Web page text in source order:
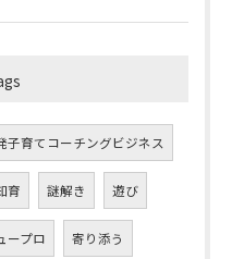
子育てコーチングビジネス
育 謎解き 遊び
ープロ 寄り添う